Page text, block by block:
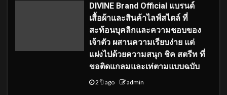
DIVINE Brand Official แบรนด์
เสื้อผ้าและสินค้าไลฟ์สไตล์ ที่
สะท้อนบุคลิกและความชอบของ
เจ้าตัว ผสานความเรียบง่าย แต่
แฝงไปด้วยความสนุก ชิค สตรีท ที่
ขอติดแกลมและเท่ตามแบบฉบับ
2 ปี ago admin